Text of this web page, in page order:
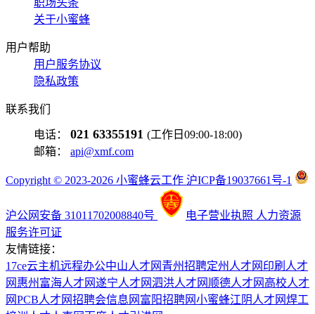
职场头条
关于小蜜蜂
用户帮助
用户服务协议
隐私政策
联系我们
电话： 021 63355191 (工作日09:00-18:00)
邮箱： api@xmf.com
Copyright © 2023-2026 小蜜蜂云工作 沪ICP备19037661号-1
沪公网安备 31011702008840号 电子营业执照 人力资源
服务许可证
友情链接：
17ce云主机远程办公中山人才网 青州招聘定州人才网 印刷人才
网 惠州富海人才网遂宁人才网泗洪人才网 顺德人才网 高校人才
网PCB人才网招聘会信息网 富阳招聘网小蜜蜂江阴人才网焊工